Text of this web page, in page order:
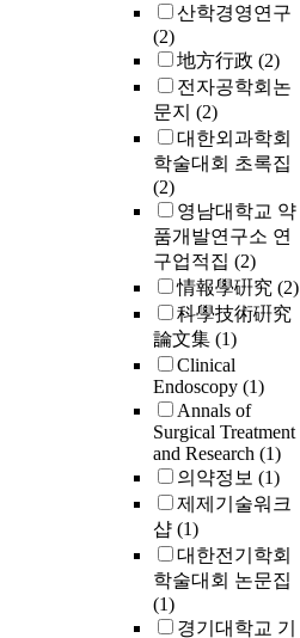
산학경영연구
(2)
地方行政 (2)
전자공학회논
문지 (2)
대한외과학회
학술대회 초록집
(2)
영남대학교 약
품개발연구소 연
구업적집 (2)
情報學硏究 (2)
科學技術硏究
論文集 (1)
Clinical
Endoscopy (1)
Annals of
Surgical Treatment
and Research (1)
의약정보 (1)
제제기술워크
샵 (1)
대한전기학회
학술대회 논문집
(1)
경기대학교 기